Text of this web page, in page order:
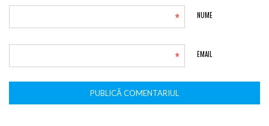
NUME
*
EMAIL
*